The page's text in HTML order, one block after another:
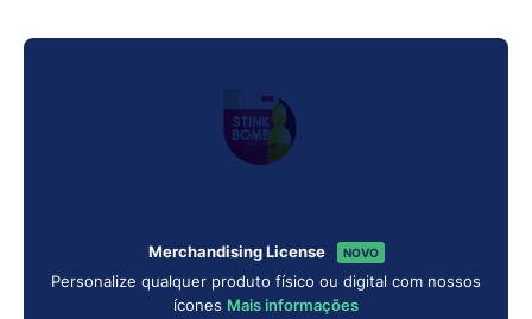
Merchandising License NOVO
Personalize qualquer produto físico ou digital com nossos
ícones Mais informações